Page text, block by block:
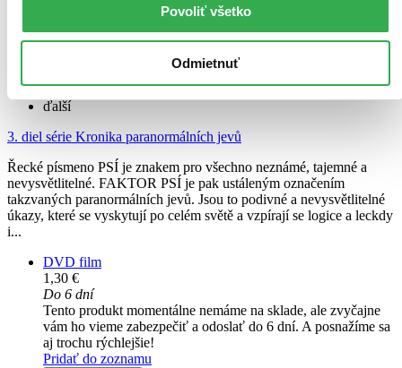
Povoliť všetko
Odmietnuť
Nigel Bennett
Kristin Lehman
ďalší
3. diel série Kronika paranormálních jevů
Řecké písmeno PSÍ je znakem pro všechno neznámé, tajemné a
nevysvětlitelné. FAKTOR PSÍ je pak ustáleným označením
takzvaných paranormálních jevů. Jsou to podivné a nevysvětlitelné
úkazy, které se vyskytují po celém světě a vzpírají se logice a leckdy
i...
DVD film
1,30 €
Do 6 dní
Tento produkt momentálne nemáme na sklade, ale zvyčajne
vám ho vieme zabezpečiť a odoslať do 6 dní. A posnažíme sa
aj trochu rýchlejšie!
Pridať do zoznamu